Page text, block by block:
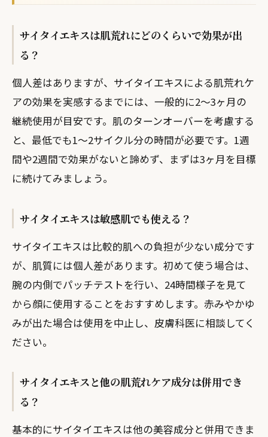
サイタイエキスは肌荒れにどのくらいで効果が出
る？
個人差はありますが、サイタイエキスによる肌荒れケ
アの効果を実感するまでには、一般的に2〜3ヶ月の
継続使用が目安です。肌のターンオーバーを考慮する
と、最低でも1〜2サイクル分の時間が必要です。1週
間や2週間で効果がないと諦めず、まずは3ヶ月を目標
に続けてみましょう。
サイタイエキスは敏感肌でも使える？
サイタイエキスは比較的肌への負担が少ない成分です
が、肌質には個人差があります。初めて使う場合は、
腕の内側でパッチテストを行い、24時間様子を見て
から顔に使用することをおすすめします。赤みやかゆ
みが出た場合は使用を中止し、皮膚科医に相談してく
ださい。
サイタイエキスと他の肌荒れケア成分は併用でき
る？
基本的にサイタイエキスは他の美容成分と併用できま